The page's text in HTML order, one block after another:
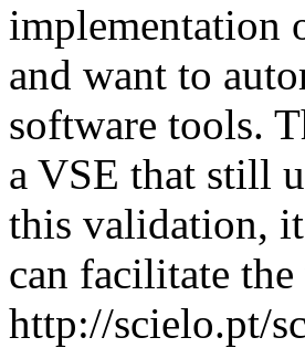
implementation
and want to
software tools.
a VSE that still
this validation,
can facilitate
http://scielo.pt/